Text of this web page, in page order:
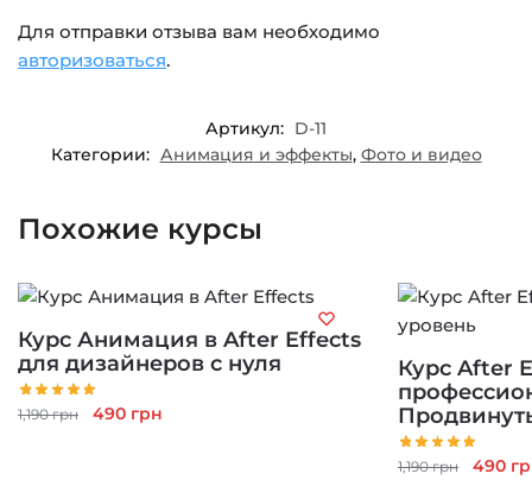
Для отправки отзыва вам необходимо
авторизоваться.
Артикул: D-11
Категории: Анимация и эффекты, Фото и видео
Похожие курсы
Курс Анимация в After Effects
для дизайнеров с нуля
1,190грн
Первоначальная
490 грн
Курс After
1,190грн 490